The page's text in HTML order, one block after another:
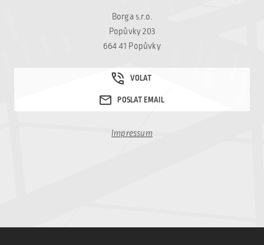
Borga s.r.o.
Popůvky 203
664 41 Popůvky
Impressum